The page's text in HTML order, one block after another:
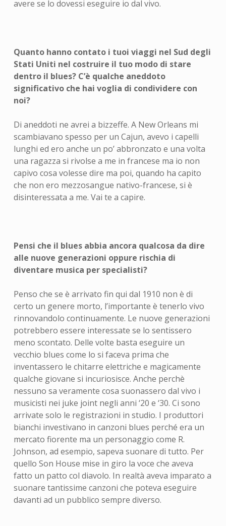
avere se lo dovessi eseguire io dal vivo.
Quanto hanno contato i tuoi viaggi nel Sud degli
Stati Uniti nel costruire il tuo modo di stare
dentro il blues? C’è qualche aneddoto
significativo che hai voglia di condividere con
noi?
Di aneddoti ne avrei a bizzeffe. A New Orleans mi
scambiavano spesso per un Cajun, avevo i capelli
lunghi ed ero anche un po’ abbronzato e una volta
una ragazza si rivolse a me in francese ma io non
capivo cosa volesse dire ma poi, quando ha capito
che non ero mezzosangue nativo-francese, si è
disinteressata a me. Vai te a capire.
Pensi che il blues abbia ancora qualcosa da dire
alle nuove generazioni oppure rischia di
diventare musica per specialisti?
Penso che se è arrivato fin qui dal 1910 non è di
certo un genere morto, l’importante è tenerlo vivo
rinnovandolo continuamente. Le nuove generazioni
potrebbero essere interessate se lo sentissero
meno scontato. Delle volte basta eseguire un
vecchio blues come lo si faceva prima che
inventassero le chitarre elettriche e magicamente
qualche giovane si incuriosisce. Anche perchè
nessuno sa veramente cosa suonassero dal vivo i
musicisti nei juke joint negli anni ‘20 e ‘30. Ci sono
arrivate solo le registrazioni in studio. I produttori
bianchi investivano in canzoni blues perché era un
mercato fiorente ma un personaggio come R.
Johnson, ad esempio, sapeva suonare di tutto. Per
quello Son House mise in giro la voce che aveva
fatto un patto col diavolo. In realtà aveva imparato a
suonare tantissime canzoni che poteva eseguire
davanti ad un pubblico sempre diverso.